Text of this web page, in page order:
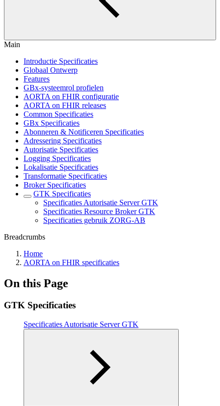
Main
Introductie Specificaties
Globaal Ontwerp
Features
GBx-systeemrol profielen
AORTA on FHIR configuratie
AORTA on FHIR releases
Common Specificaties
GBx Specificaties
Abonneren & Notificeren Specificaties
Adressering Specificaties
Autorisatie Specificaties
Logging Specificaties
Lokalisatie Specificaties
Transformatie Specificaties
Broker Specificaties
GTK Specificaties
Specificaties Autorisatie Server GTK
Specificaties Resource Broker GTK
Specificaties gebruik ZORG-AB
Breadcrumbs
Home
AORTA on FHIR specificaties
On this Page
GTK Specificaties
Specificaties Autorisatie Server GTK